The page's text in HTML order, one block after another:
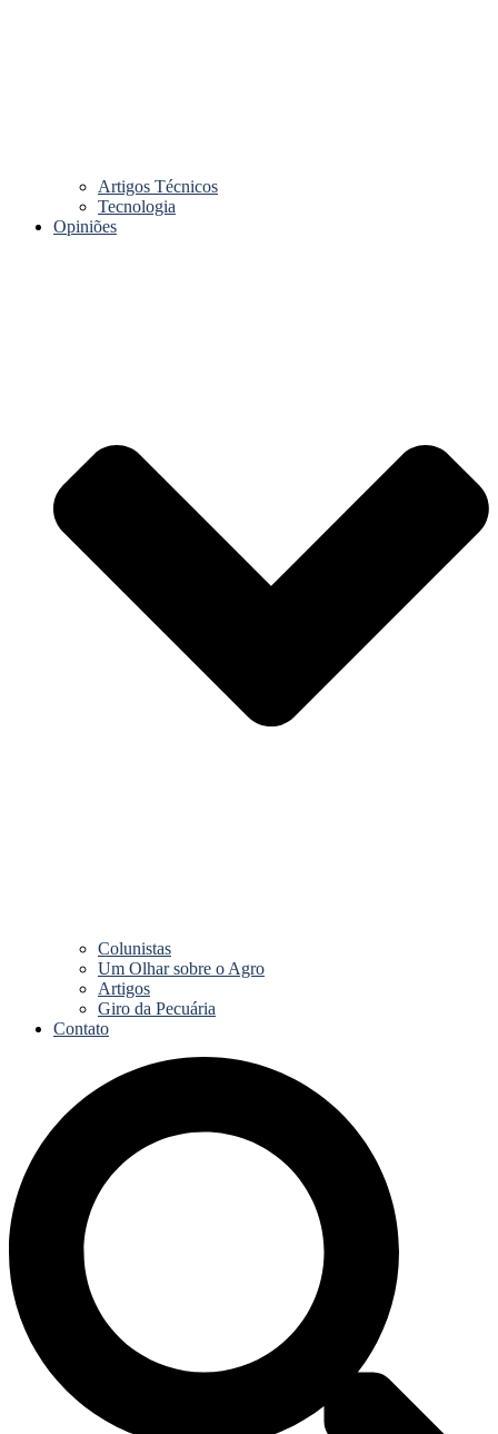
Artigos Técnicos
Tecnologia
Opiniões
Colunistas
Um Olhar sobre o Agro
Artigos
Giro da Pecuária
Contato